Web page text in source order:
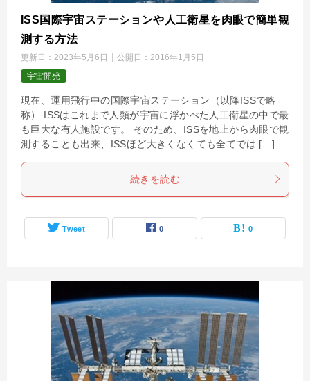
ISS国際宇宙ステーションや人工衛星を肉眼で簡単観
測する方法
更新日： 2023年5月6日 公開日： 2016年1月5日
宇宙開発
現在、運用飛行中の国際宇宙ステーション（以降ISSで略
称） ISSはこれまで人類が宇宙に浮かべた人工衛星の中で最
も巨大な有人施設です。 そのため、ISSを地上から肉眼で観
測することも出来、ISSほど大きくなくても全てでは […]
続きを読む
Tweet 0 0